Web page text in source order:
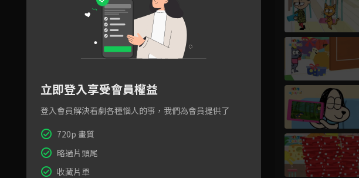
立即登入享受會員權益
登入會員解決看劇各種惱人的事，我們為會員提供了
720p 畫質
略過片頭尾
收藏片單